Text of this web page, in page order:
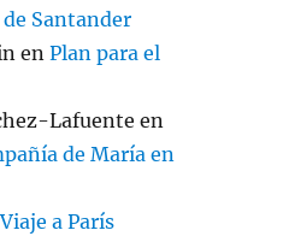
Santander
enPlan para el
Lafuente en
de María en
Viaje a París